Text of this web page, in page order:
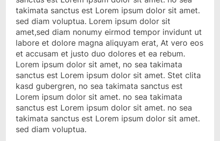
takimata sanctus est Lorem ipsum dolor sit amet.
sed diam voluptua. Lorem ipsum dolor sit
amet,sed diam nonumy eirmod tempor invidunt ut
labore et dolore magna aliquyam erat, At vero eos
et accusam et justo duo dolores et ea rebum.
Lorem ipsum dolor sit amet, no sea takimata
sanctus est Lorem ipsum dolor sit amet. Stet clita
kasd gubergren, no sea takimata sanctus est
Lorem ipsum dolor sit amet. no sea takimata
sanctus est Lorem ipsum dolor sit amet. no sea
takimata sanctus est Lorem ipsum dolor sit amet.
sed diam voluptua.